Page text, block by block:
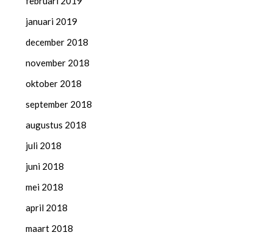
januari 2019
december 2018
november 2018
oktober 2018
september 2018
augustus 2018
juli 2018
juni 2018
mei 2018
april 2018
maart 2018